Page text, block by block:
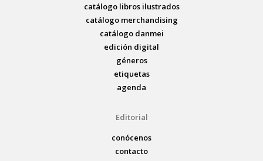
catálogo libros ilustrados
catálogo merchandising
catálogo danmei
edición digital
géneros
etiquetas
agenda
Editorial
conócenos
contacto